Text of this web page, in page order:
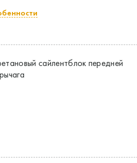
сайлентблок передней